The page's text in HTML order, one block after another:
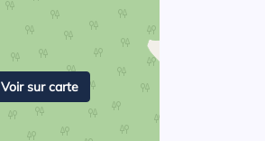
Voir sur carte